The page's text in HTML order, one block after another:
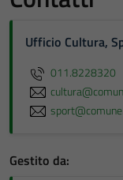
Ufficio Cultura,
011.8228320
Gestito da: